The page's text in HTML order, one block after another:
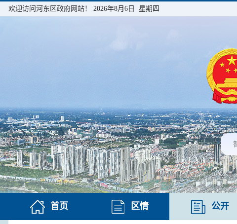
欢迎访问河东区政府网站！ 2026年8月6日 星期四
首页 区情 公开